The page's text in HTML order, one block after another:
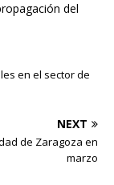
del
en el sector de
NEXT
de Zaragoza en
marzo